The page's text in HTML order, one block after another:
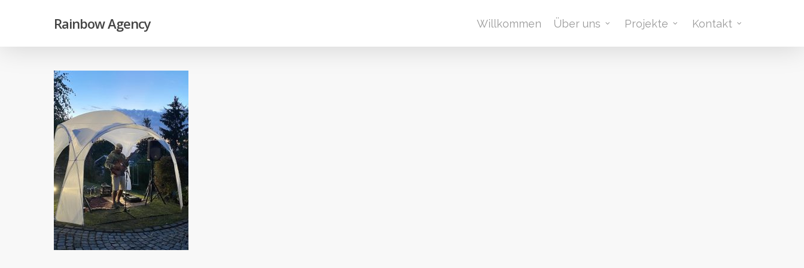
main
Rainbow Agency Willkommen Über uns Projekte Kontakt